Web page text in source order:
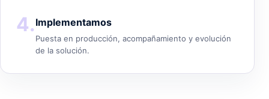
4. Implementamos
Puesta en producción, acompañamiento y evolución
de la solución.